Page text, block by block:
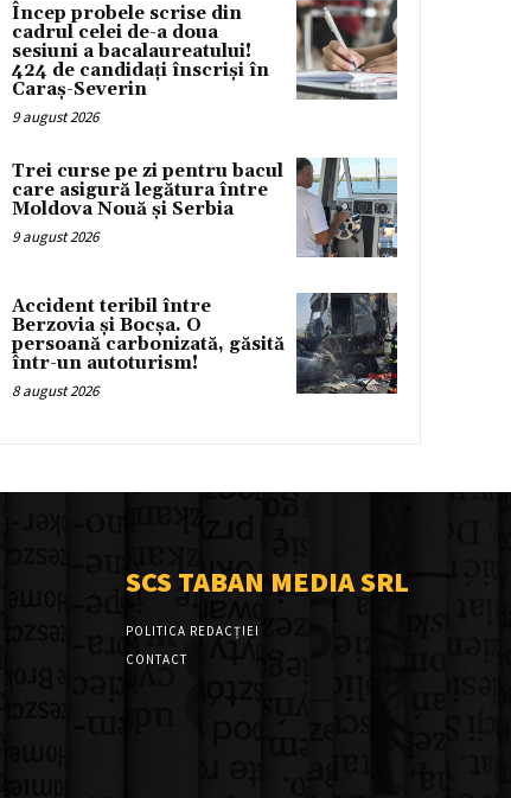
Încep probele scrise din
cadrul celei de-a doua
sesiuni a bacalaureatului!
424 de candidați înscriși în
Caraș-Severin
9 august 2026
Trei curse pe zi pentru bacul
care asigură legătura între
Moldova Nouă și Serbia
9 august 2026
Accident teribil între
Berzovia și Bocșa. O
persoană carbonizată, găsită
într-un autoturism!
8 august 2026
SCS TABAN MEDIA SRL
POLITICA REDACȚIEI
CONTACT